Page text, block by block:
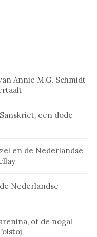
Annie M.G. Schmidt
een dode
en de Nederlandse
Nederlandse
of de nogal